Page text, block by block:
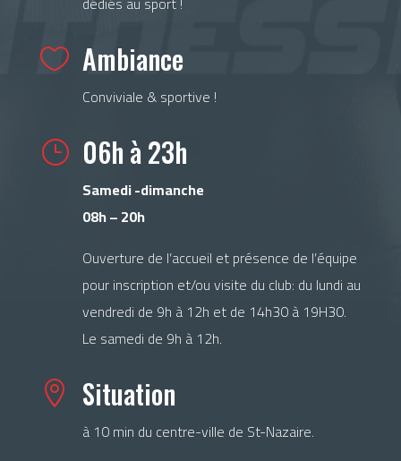
 Ambiance
Conviviale & sportive !
} 06h à 23h
Samedi -dimanche
08h – 20h
Ouverture de l’accueil et présence de l’équipe
pour inscription et/ou visite du club: du lundi au
vendredi de 9h à 12h et de 14h30 à 19H30.
Le samedi de 9h à 12h.
 Situation
à 10 min du centre-ville de St-Nazaire.